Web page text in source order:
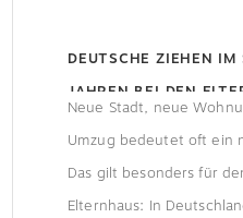
DEUTSCHE ZIEHEN
JAHREN BEI DEN
Neue Stadt, neue
Umzug bedeutet oft ein
Das gilt besonders für
Elternhaus: In